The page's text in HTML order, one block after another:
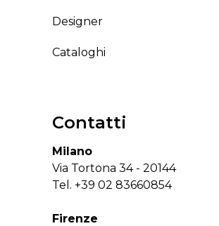
Designer
Cataloghi
Contatti
Milano
Via Tortona 34 - 20144
Tel. +39 02 83660854
Firenze